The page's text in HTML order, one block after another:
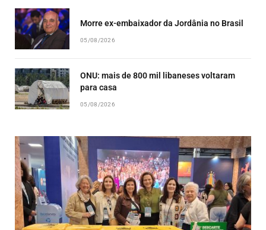
Morre ex-embaixador da Jordânia no Brasil
05/08/2026
ONU: mais de 800 mil libaneses voltaram
para casa
05/08/2026